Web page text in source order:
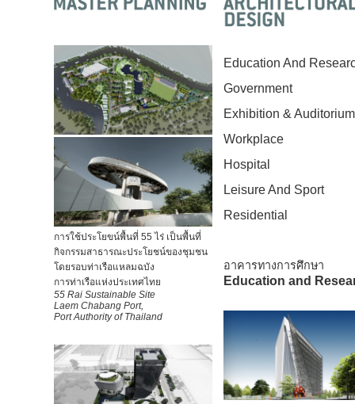
การใช้ประโยขน์พื้นที่ 55 ไร่ เป็นพื้นที่
กิจกรรมสาธารณะประโยชน์ของชุมชน
โดยรอบท่าเรือแหลมฉบัง
การท่าเรือแห่งประเทศไทย
55 Rai Sustainable Site
Laem Chabang Port,
Port Authority of Thailand
Education And
Government
Exhibition & Auditorium
Workplace
Hospital
Leisure And Sport
Residential
อาคารทางการศึกษา
Education and